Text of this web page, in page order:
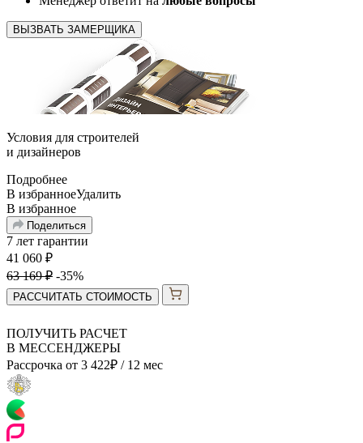
ВЫЗВАТЬ ЗАМЕРЩИКА
Условия для строителей
и дизайнеров
Подробнее
В избранноеУдалить
В избранное
Поделиться
7 лет гарантии
41 060 ₽
63 169₽ -35%
РАССЧИТАТЬ СТОИМОСТЬ
ПОЛУЧИТЬ РАСЧЕТ
В МЕССЕНДЖЕРЫ
Рассрочка от 3 422₽ / 12 мес